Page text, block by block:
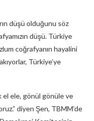
düşü olduğunu söz
düşü. Türkiye
coğrafyanın hayalini
Türkiye’ye
el ele, gönül gönüle ve
diyen Şen, TBMM’de